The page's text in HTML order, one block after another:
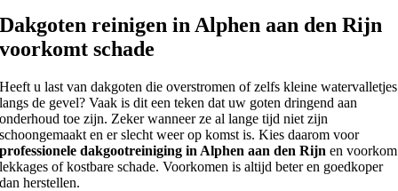
Dakgoten reinigen in Alphen aan den Rijn
voorkomt schade
Heeft u last van dakgoten die overstromen of zelfs kleine watervalletjes
langs de gevel? Vaak is dit een teken dat uw goten dringend aan
onderhoud toe zijn. Zeker wanneer ze al lange tijd niet zijn
schoongemaakt en er slecht weer op komst is. Kies daarom voor
professionele dakgootreiniging in Alphen aan den Rijn en voorkom
lekkages of kostbare schade. Voorkomen is altijd beter en goedkoper
dan herstellen.